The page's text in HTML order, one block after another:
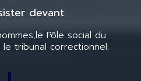
devant
le Pôle social du
le tribunal correctionnel.